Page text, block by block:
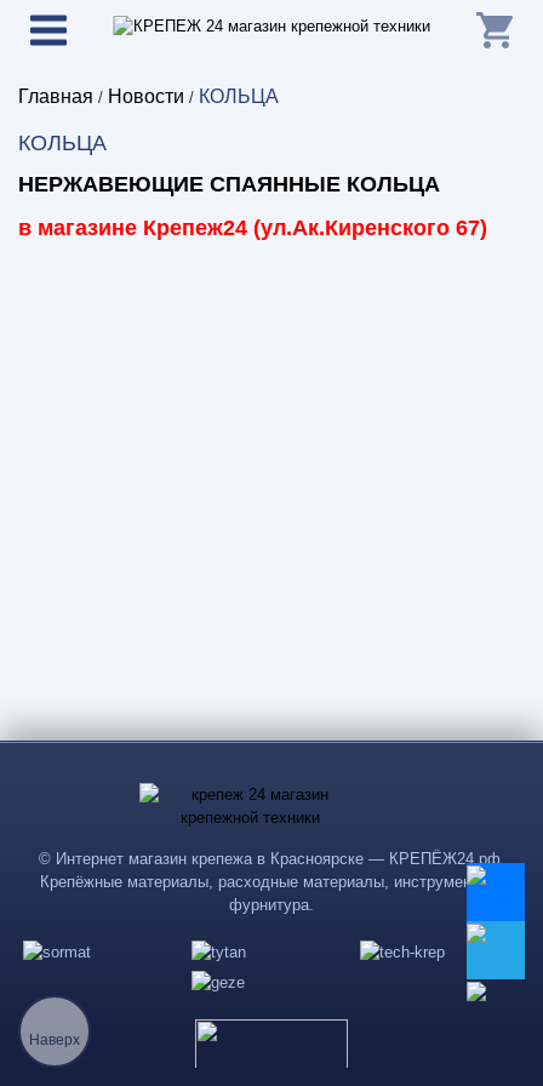
Главная / Новости / КОЛЬЦА
КОЛЬЦА
НЕРЖАВЕЮЩИЕ СПАЯННЫЕ КОЛЬЦА
в магазине Крепеж24 (ул.Ак.Киренского 67)
© Интернет магазин крепежа в Красноярске — КРЕПЁЖ24.рф.
Крепёжные материалы, расходные материалы, инструменты и
фурнитура.
Наверх